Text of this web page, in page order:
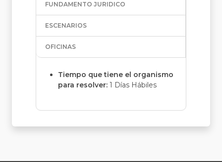
FUNDAMENTO JURIDICO
ESCENARIOS
OFICINAS
Tiempo que tiene el organismo
para resolver: 1 Días Hábiles